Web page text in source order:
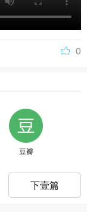
0
豆瓣
下壹篇